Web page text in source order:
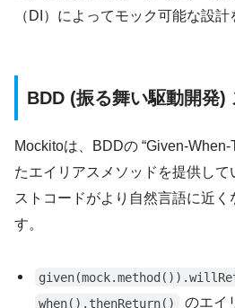
（DI）によってモック可能な設計
BDD (振る舞い駆動開発)
Mockitoは、BDDの “Given-
たエイリアスメソッドを提供し
ストコードがより自然言語に近く
す。
when().thenReturn() のエイ